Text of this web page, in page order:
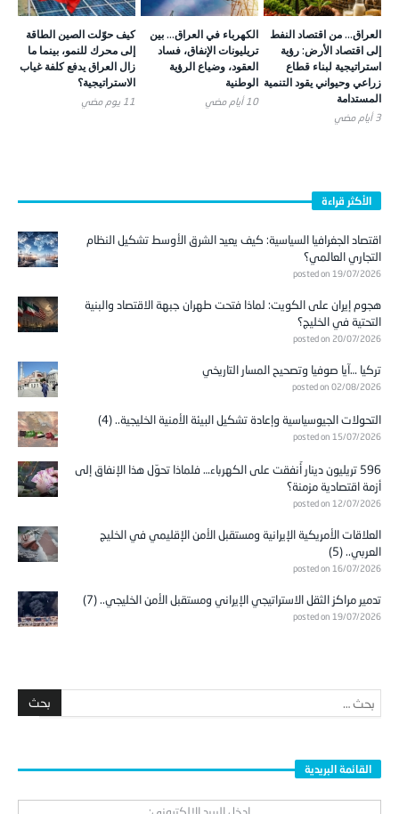
العراق… من اقتصاد النفط
إلى اقتصاد الأرض: رؤية
استراتيجية لبناء قطاع
زراعي وحيواني يقود التنمية
المستدامة
3 أيام ‎مضي
الكهرباء في العراق… بين
تريليونات الإنفاق، فساد
العقود، وضياع الرؤية
الوطنية
10 أيام ‎مضي
كيف حوّلت الصين الطاقة
إلى محرك للنمو، بينما ما
زال العراق يدفع كلفة غياب
الاستراتيجية؟
11 يوم ‎مضي
الأكثر قراءة
اقتصاد الجغرافيا السياسية: كيف يعيد الشرق الأوسط تشكيل النظام
التجاري العالمي؟
posted on 19/07/2026
هجوم إيران على الكويت: لماذا فتحت طهران جبهة الاقتصاد والبنية
التحتية في الخليج؟
posted on 20/07/2026
تركيا …آيا صوفيا وتصحيح المسار التاريخي
posted on 02/08/2026
التحولات الجيوسياسية وإعادة تشكيل البيئة الأمنية الخليجية.. (4)
posted on 15/07/2026
596 تريليون دينار أُنفقت على الكهرباء… فلماذا تحوّل هذا الإنفاق إلى
أزمة اقتصادية مزمنة؟
posted on 12/07/2026
العلاقات الأمريكية الإيرانية ومستقبل الأمن الإقليمي في الخليج
العربي.. (5)
posted on 16/07/2026
تدمير مراكز الثقل الاستراتيجي الإيراني ومستقبل الأمن الخليجي.. (7)
posted on 19/07/2026
القائمة البريدية